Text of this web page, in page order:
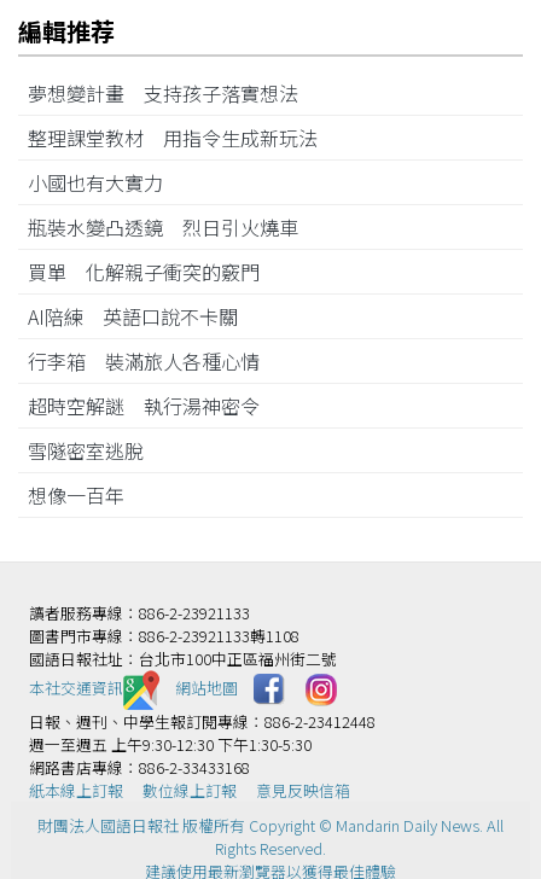
編輯推荐
夢想變計畫 支持孩子落實想法
整理課堂教材 用指令生成新玩法
小國也有大實力
瓶裝水變凸透鏡 烈日引火燒車
買單 化解親子衝突的竅門
AI陪練 英語口說不卡關
行李箱 裝滿旅人各種心情
超時空解謎 執行湯神密令
雪隧密室逃脫
想像一百年
讀者服務專線：886-2-23921133
圖書門市專線：886-2-23921133轉1108
國語日報社址：台北市100中正區福州街二號
本社交通資訊️
網站地圖
日報、週刊、中學生報訂閱專線：886-2-23412448
週一至週五 上午9:30-12:30 下午1:30-5:30
網路書店專線：886-2-33433168
紙本線上訂報
數位線上訂報
意見反映信箱
財團法人國語日報社 版權所有 Copyright © Mandarin Daily News. All
Rights Reserved.
建議使用最新瀏覽器以獲得最佳體驗